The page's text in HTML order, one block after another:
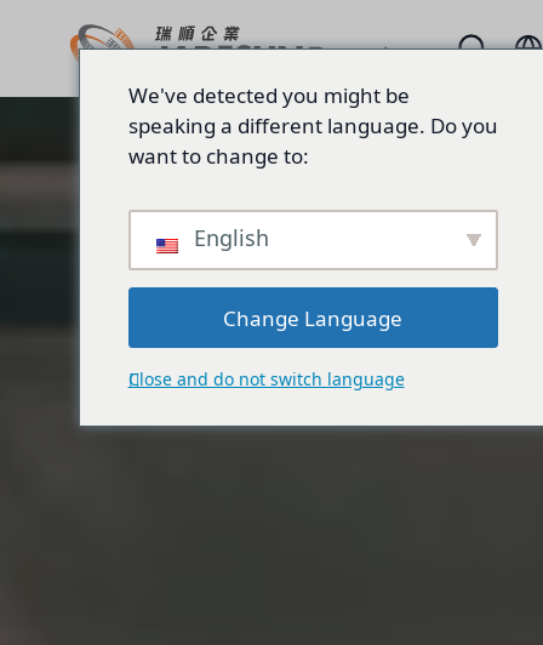
We've detected you might be
speaking a different language. Do you
want to change to:
English
Change Language
Close and do not switch language